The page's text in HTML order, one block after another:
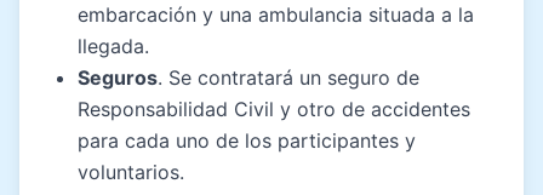
embarcación y una ambulancia situada a la
llegada.
Seguros. Se contratará un seguro de
Responsabilidad Civil y otro de accidentes
para cada uno de los participantes y
voluntarios.